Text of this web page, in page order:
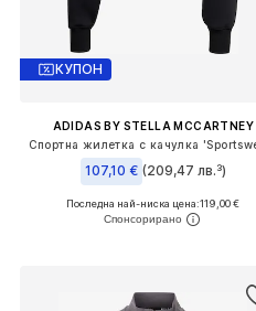
КУПОН
ADIDAS BY STELLA MCCARTNEY
107,10 € (209,47 лв.³)
Последна най-ниска цена:119,00 €